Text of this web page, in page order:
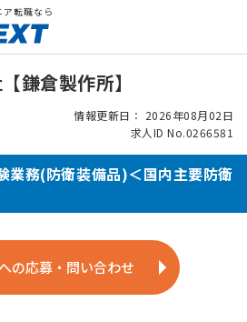
転職なら
鎌倉製作所】
情報更新日： 2026年08月02日
求人ID No.0266581
業務(防衛装備品)＜国内主要防衛
の応募・問い合わせ